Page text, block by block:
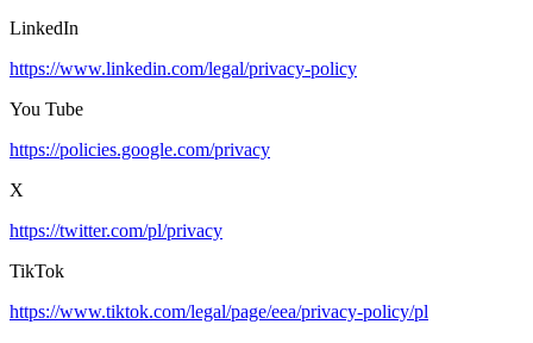
LinkedIn
https://www.linkedin.com/legal/privacy-policy
You Tube
https://policies.google.com/privacy
X
https://twitter.com/pl/privacy
TikTok
https://www.tiktok.com/legal/page/eea/privacy-policy/pl